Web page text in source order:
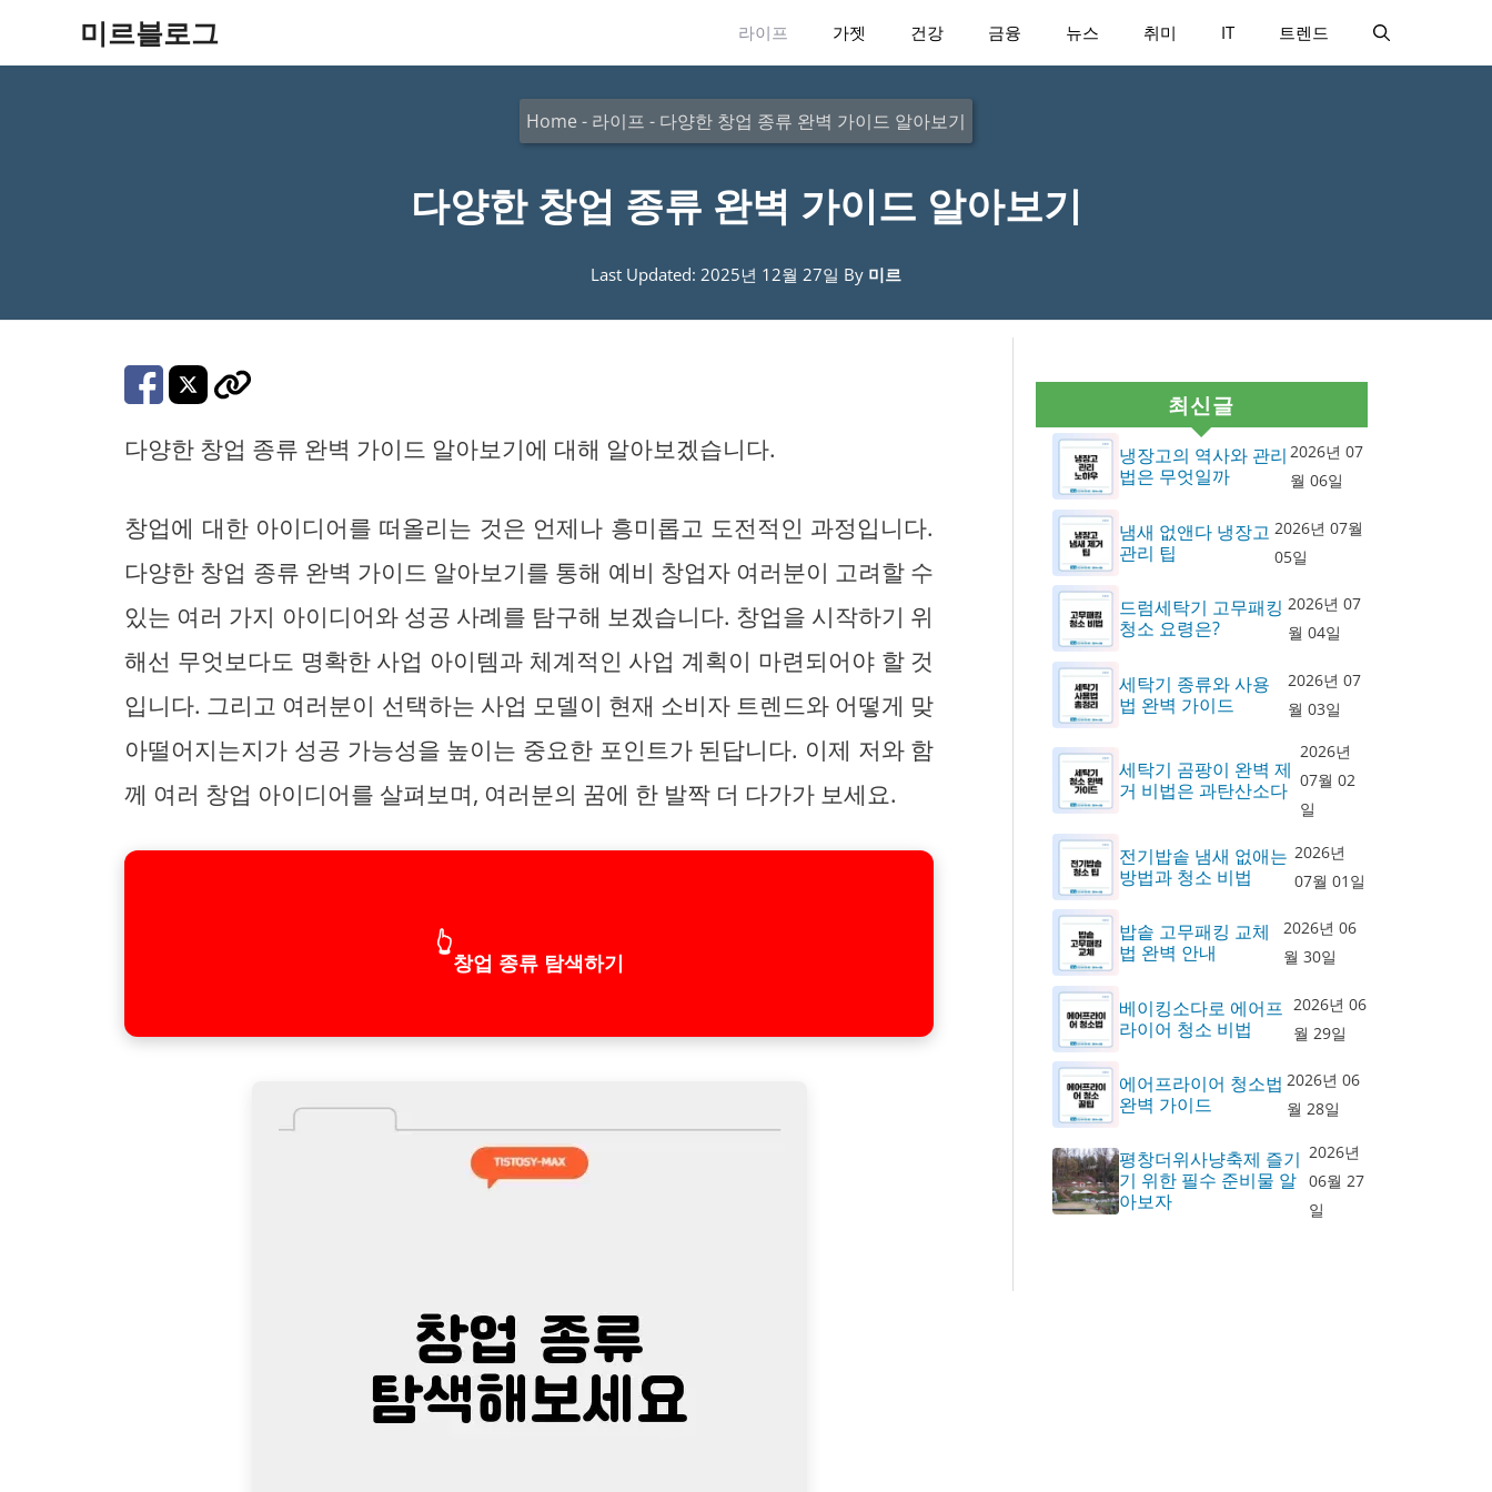
미르블로그 라이프 가젯 건강 금융 뉴스 취미 IT 트렌드
Home - 라이프 - 다양한 창업 종류 완벽 가이드 알아보기
다양한 창업 종류 완벽 가이드 알아보기
Last Updated: 2025년 12월 27일 By 미르
다양한 창업 종류 완벽 가이드 알아보기에 대해 알아보겠습니다.
창업에 대한 아이디어를 떠올리는 것은 언제나 흥미롭고 도전적인 과정입니다.
다양한 창업 종류 완벽 가이드 알아보기를 통해 예비 창업자 여러분이 고려할 수
있는 여러 가지 아이디어와 성공 사례를 탐구해 보겠습니다. 창업을 시작하기 위
해선 무엇보다도 명확한 사업 아이템과 체계적인 사업 계획이 마련되어야 할 것
입니다. 그리고 여러분이 선택하는 사업 모델이 현재 소비자 트렌드와 어떻게 맞
아떨어지는지가 성공 가능성을 높이는 중요한 포인트가 된답니다. 이제 저와 함
께 여러 창업 아이디어를 살펴보며, 여러분의 꿈에 한 발짝 더 다가가 보세요.
👆
창업 종류 탐색하기
최신글
냉장고의 역사와 관리
법은 무엇일까
2026년 07
월 06일
냄새 없앤다 냉장고
관리 팁
2026년 07월
05일
드럼세탁기 고무패킹
청소 요령은?
2026년 07
월 04일
세탁기 종류와 사용
법 완벽 가이드
2026년 07
월 03일
세탁기 곰팡이 완벽 제
거 비법은 과탄산소다
2026년
07월 02
일
전기밥솥 냄새 없애는
방법과 청소 비법
2026년
07월 01일
밥솥 고무패킹 교체
법 완벽 안내
2026년 06
월 30일
베이킹소다로 에어프
라이어 청소 비법
2026년 06
월 29일
에어프라이어 청소법
완벽 가이드
2026년 06
월 28일
평창더위사냥축제 즐기
기 위한 필수 준비물 알
아보자
2026년
06월 27
일